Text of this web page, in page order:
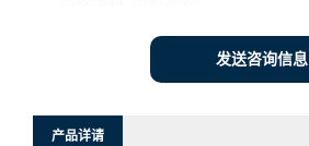
发送咨询信息
产品详请